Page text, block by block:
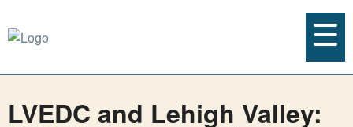
LVEDC and Lehigh Valley: